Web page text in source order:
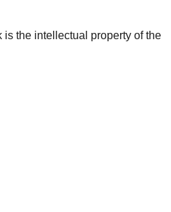
the intellectual property of the